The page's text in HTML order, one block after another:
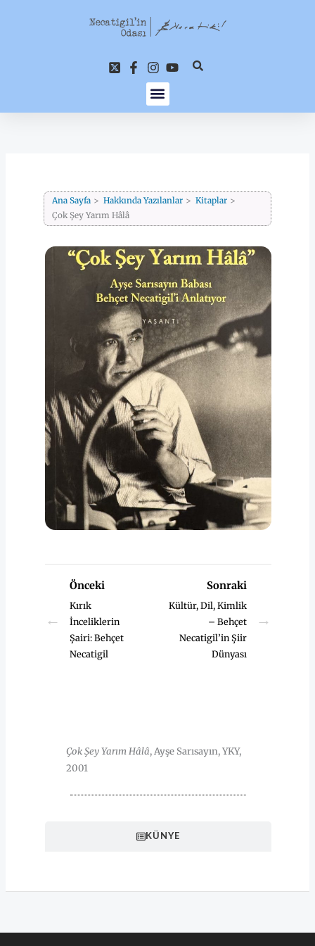
Ana Sayfa Hakkında Yazılanlar
Kitaplar
Çok Şey Yarım Hâlâ
←
Önceki
Kırık
İnceliklerin
Şairi: Behçet
Necatigil
Sonraki
Kültür, Dil, Kimlik
– Behçet
Necatigil’in Şiir
Dünyası
→
KÜNYE
Çok Şey Yarım Hâlâ, Ayşe Sarısayın, YKY,
2001